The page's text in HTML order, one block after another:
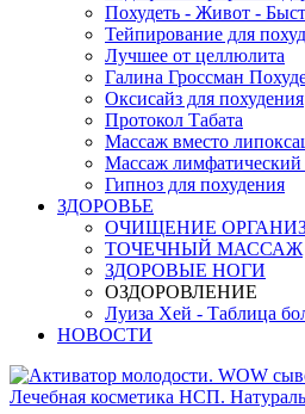
Похудеть - Живот -
Тейпирование для
Лучшее от целлюлита
Галина Гроссман
Оксисайз для похудения
Протокол Табата
Массаж вместо
Массаж
Гипноз для похудения
ЗДОРОВЬЕ
ОЧИЩЕНИЕ
ТОЧЕЧНЫЙ МАССАЖ
ЗДОРОВЫЕ НОГИ
ОЗДОРОВЛЕНИЕ
Луиза Хей - Таблица
НОВОСТИ